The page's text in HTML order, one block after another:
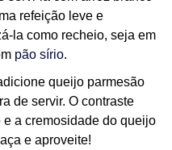
refeição leve e
la como recheio, seja em
pão sírio.
queijo parmesão
de servir. O contraste
a cremosidade do queijo
e aproveite!